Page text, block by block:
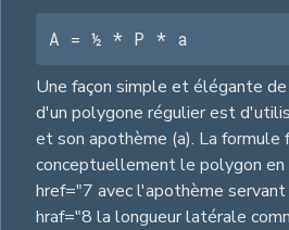
A = ½ * P * a
Une façon simple et élégante
d'un polygone régulier est
et son apothème (a). La formule
conceptuellement le polygon
href="7 avec l'apothème
hraf="8 la longueur latérale